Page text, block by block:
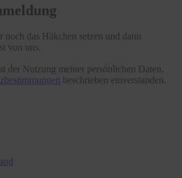
noch das Häkchen setzen und dann
von uns.
der Nutzung meiner persönlichen Daten,
beschrieben einverstanden.